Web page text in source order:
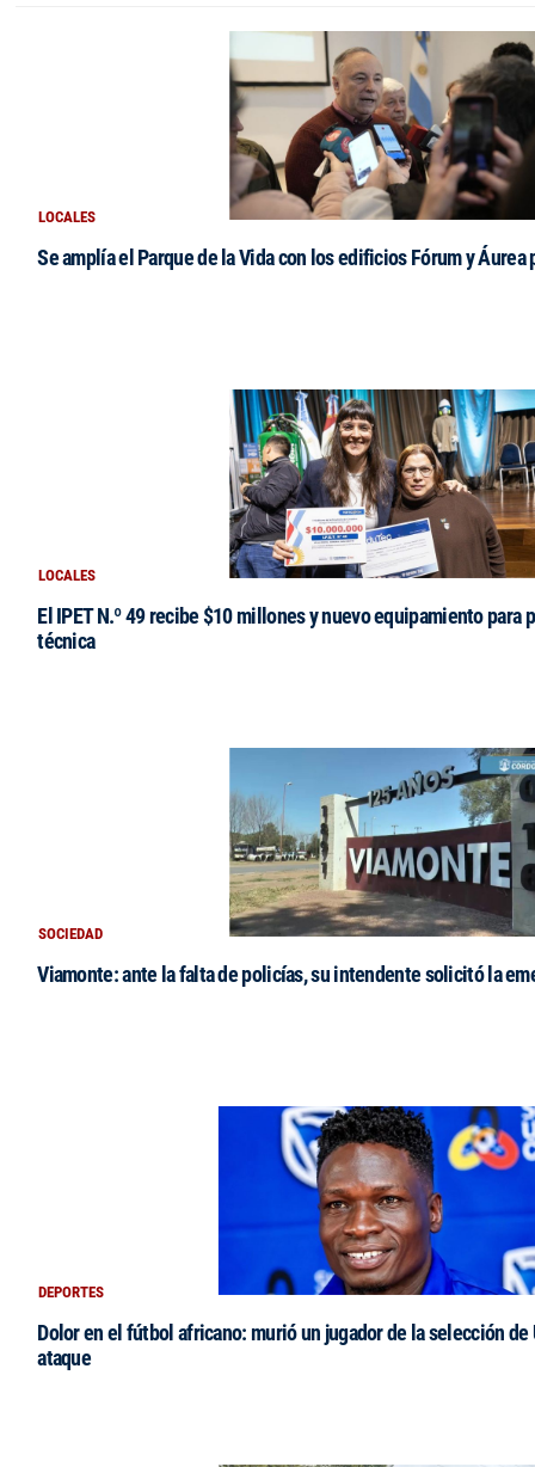
LOCALES
Se amplía el Parque de la Vida con los edificios Fórum y
LOCALES
El IPET N.º 49 recibe $10 millones y nuevo equipamiento para
técnica
SOCIEDAD
Viamonte: ante la falta de policías, su intendente solicitó la
DEPORTES
Dolor en el fútbol africano: murió un jugador de la selección
ataque